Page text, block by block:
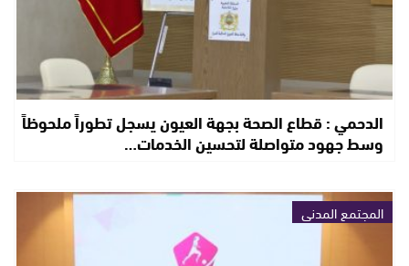
الدحمي : قطاع الصحة بجهة العيون يسجل تطوراً ملحوظاً
وسط جهود متواصلة لتحسين الخدمات…
المجتمع المدني